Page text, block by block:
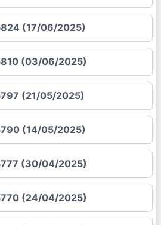
(17/06/2025)
(03/06/2025)
(21/05/2025)
(14/05/2025)
(30/04/2025)
(24/04/2025)